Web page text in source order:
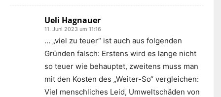
Ueli Hagnauer
11. Juni 2023 um 11:16
… „viel zu teuer“ ist auch aus folgenden
Gründen falsch: Erstens wird es lange nicht
so teuer wie behauptet, zweitens muss man
mit den Kosten des „Weiter-So“ vergleichen:
Viel menschliches Leid, Umweltschäden von